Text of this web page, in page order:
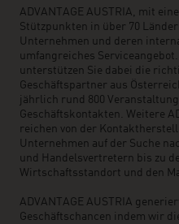
ADVANTAGE AUSTRIA, mit
Stützpunkten in über 70
Unternehmen und deren
umfangreiches
unterstützen Sie dabei die
Geschäftspartner aus
jährlich rund 800
Geschäftskontakten. Weitere
reichen von der
Unternehmen auf der Suche
und Handelsvertretern bis zu
Wirtschaftsstandort und den
ADVANTAGE AUSTRIA
Geschäftschancen indem wir